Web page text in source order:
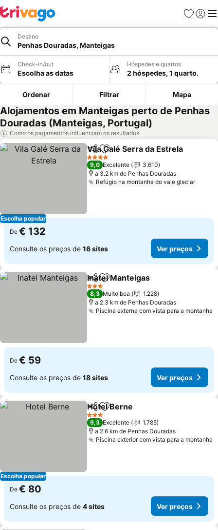
Favoritos
Iniciar
Destino
Penhas Douradas, Manteigas
Check-in/out
Escolha as datas
Hóspedes e quartos
2 hóspedes, 1 quarto.
Ordenar Filtrar Mapa
Alojamentos em Manteigas perto de Penhas
Douradas (Manteigas, Portugal)
Como os pagamentos influenciam os resultados
Escolha popular
PartilharAdicionar aos favoritos
Vila Galé Serra da Estrela
4 Estrelas
9,0 Excelente
3.610
a 3.2 km de Penhas Douradas
Refúgio na montanha do vale glaciarVer
De € 132
Consulte os preços de 16 sites Ver preços
PartilharAdicionar aos favoritos
Inatel Manteigas
3 Estrelas
8,3 Muito boa
1.228
a 2.3 km de Penhas Douradas
Piscina externa com vista para a montanha
De € 59
Consulte os preços de 18 sites Ver preços
Escolha popular
PartilharAdicionar aos favoritos
Hotel Berne
3 Estrelas
9,3 Excelente
1.785
a 2.6 km de Penhas Douradas
Piscina exterior com vista para a montanha
De € 80
Consulte os preços de 4 sites Ver preços